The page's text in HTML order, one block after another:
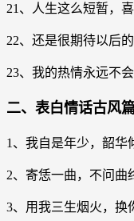
21、人生这么短暂，
22、还是很期待以后
23、我的热情永远不
二、表白情话古风篇
1、我自是年少，韶华
2、寄恁一曲，不问曲
3、用我三生烟火，换